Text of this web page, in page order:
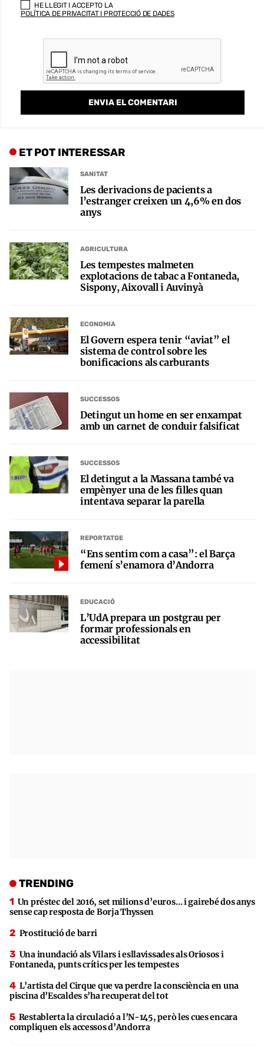
HE LLEGIT I ACCEPTO LA
POLÍTICA DE PRIVACITAT I PROTECCIÓ DE DADES
ET POT INTERESSAR
SANITAT
Les derivacions de pacients a
l’estranger creixen un 4,6% en dos
anys
AGRICULTURA
Les tempestes malmeten
explotacions de tabac a Fontaneda,
Sispony, Aixovall i Auvinyà
ECONOMIA
El Govern espera tenir “aviat” el
sistema de control sobre les
bonificacions als carburants
SUCCESSOS
Detingut un home en ser enxampat
amb un carnet de conduir falsificat
SUCCESSOS
El detingut a la Massana també va
empènyer una de les filles quan
intentava separar la parella
REPORTATGE
“Ens sentim com a casa”: el Barça
femení s’enamora d’Andorra
EDUCACIÓ
L’UdA prepara un postgrau per
formar professionals en
accessibilitat
TRENDING
Un préstec del 2016, set milions d’euros… i gairebé dos anys
sense cap resposta de Borja Thyssen
Prostitució de barri
Una inundació als Vilars i esllavissades als Oriosos i
Fontaneda, punts crítics per les tempestes
L’artista del Cirque que va perdre la consciència en una
piscina d’Escaldes s’ha recuperat del tot
Restablerta la circulació a l’N-145, però les cues encara
compliquen els accessos d’Andorra